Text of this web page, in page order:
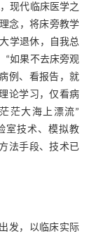
现代临床医学之
念，将床旁教学
学退休，自我总
“如果不去床旁观
例、看报告，就
论学习，仅看病
茫大海上漂流”
室技术、模拟教
法手段、技术已
发，以临床实际